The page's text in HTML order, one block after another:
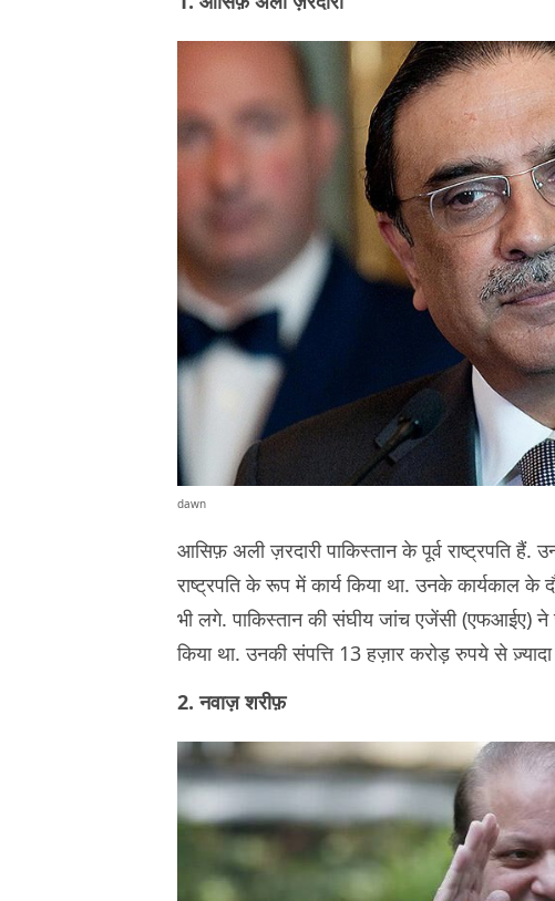
dawn
आसिफ़ अली ज़रदारी पाकिस्तान के पूर्व राष्ट्रपति
राष्ट्रपति के रूप में कार्य किया था. उनके कार्यकाल
भी लगे. पाकिस्तान की संघीय जांच एजेंसी (एफआईए) ने
किया था. उनकी संपत्ति 13 हज़ार करोड़ रुपये से
2. नवाज़ शरीफ़